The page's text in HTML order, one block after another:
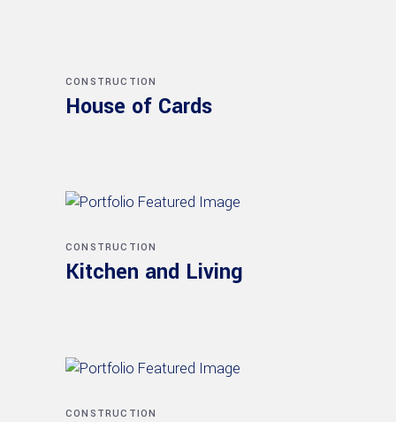
CONSTRUCTION
House of Cards
CONSTRUCTION
Kitchen and Living
CONSTRUCTION